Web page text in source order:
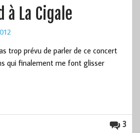
à La Cigale
trop prévu de parler de ce concert
qui finalement me font glisser
3